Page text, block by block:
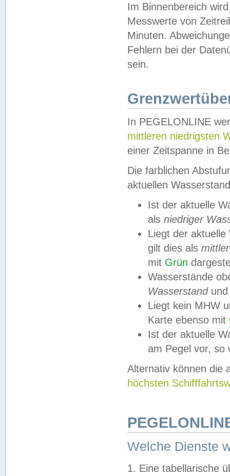
Im Binnenbereich
Messwerte von
Minuten.
Fehlern bei der
sein.
In PEGELONLINE
mittleren niedrigsten
einer Zeitspanne in
Die farblichen
aktuellen
Ist der aktuelle
als niedriger
Liegt der
gilt dies als
mit Grün
Wasserstände
Wasserstandund
Liegt kein MHW
Karte ebenso mit
Ist der aktuelle
am Pegel vor,
Alternativ können die
höchsten
Welche Dienste
1. Eine tabellarische